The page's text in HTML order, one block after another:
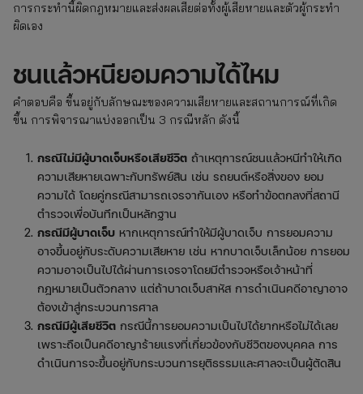
การกระทำนี้ผิดกฎหมายและส่งผลเสียต่อทั้งผู้เสียหายและตัวผู้กระทำ
ผิดเอง
ชนแล้วหนียอมความได้ไหม
คำตอบคือ ขึ้นอยู่กับลักษณะของความเสียหายและสถานการณ์ที่เกิด
ขึ้น การพิจารณาแบ่งออกเป็น 3 กรณีหลัก ดังนี้
กรณีไม่มีผู้บาดเจ็บหรือเสียชีวิต ถ้าเหตุการณ์ชนแล้วหนีทำให้เกิด
ความเสียหายเฉพาะกับทรัพย์สิน เช่น รถยนต์หรือสิ่งของ ยอม
ความได้ โดยคู่กรณีสามารถเจรจากันเอง หรือทำข้อตกลงที่สถานี
ตำรวจเพื่อบันทึกเป็นหลักฐาน
กรณีมีผู้บาดเจ็บ หากเหตุการณ์ทำให้มีผู้บาดเจ็บ การยอมความ
อาจขึ้นอยู่กับระดับความเสียหาย เช่น หากบาดเจ็บเล็กน้อย การยอม
ความอาจเป็นไปได้ผ่านการเจรจาโดยมีตำรวจหรือเจ้าหน้าที่
กฎหมายเป็นตัวกลาง แต่ถ้าบาดเจ็บสาหัส การดำเนินคดีอาญาอาจ
ต้องเข้าสู่กระบวนการศาล
กรณีมีผู้เสียชีวิต กรณีนี้การยอมความเป็นไปได้ยากหรือไม่ได้เลย
เพราะถือเป็นคดีอาญาร้ายแรงที่เกี่ยวข้องกับชีวิตของบุคคล การ
ดำเนินการจะขึ้นอยู่กับกระบวนการยุติธรรมและศาลจะเป็นผู้ตัดสิน